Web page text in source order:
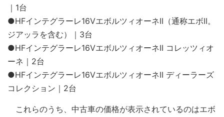
｜1台
●HFインテグラーレ16VエボルツィオーネII（通称エボII。
ジアッラを含む）｜3台
●HFインテグラーレ16VエボルツィオーネII コレッツィオ
ーネ｜2台
●HFインテグラーレ16VエボルツィオーネII ディーラーズ
コレクション｜2台
これらのうち、中古車の価格が表示されているのはエボ